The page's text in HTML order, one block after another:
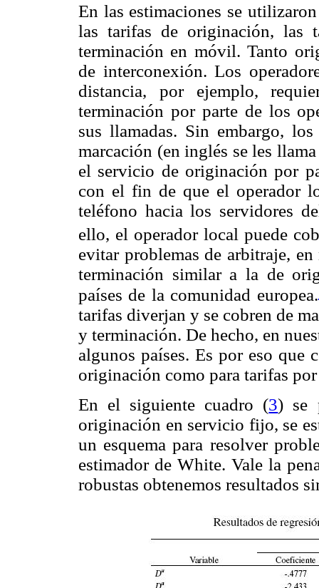
En las estimaciones se
las tarifas de originación, las
terminación en móvil. Tanto
de interconexión. Los
distancia, por ejemplo,
terminación por parte de los
sus llamadas. Sin embargo,
marcación (en inglés se les
el servicio de originación por
con el fin de que el operador
teléfono hacia los servidores
ello, el operador local puede
evitar problemas de arbitraje,
terminación similar a la de
países de la comunidad europea.
tarifas diverjan y se cobren de
y terminación. De hecho, en
algunos países. Es por eso que
originación como para tarifas
En el siguiente cuadro (3) se
originación en servicio fijo, se
un esquema para resolver
estimador de White. Vale la
robustas obtenemos resultados